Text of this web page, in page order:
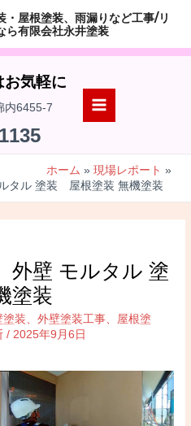
・屋根塗装、雨漏りなど工事/リ
ら有限会社永井塗装
気軽に
内6455-7
MAIN
ホーム
現場レポート
タル 塗装 屋根塗装 無機塗装
壁 モルタル 塗
塗装
塗装 、外壁塗装工事
屋根塗
/ 2025年9月6日